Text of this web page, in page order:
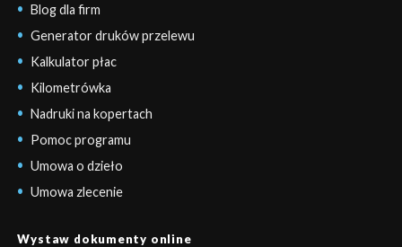
Blog dla firm
Generator druków przelewu
Kalkulator płac
Kilometrówka
Nadruki na kopertach
Pomoc programu
Umowa o dzieło
Umowa zlecenie
Wystaw dokumenty online